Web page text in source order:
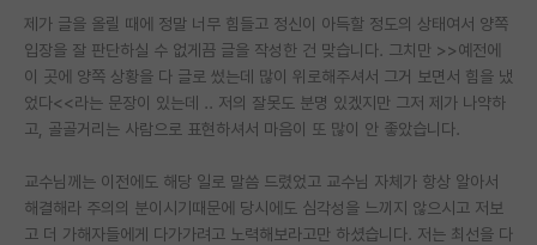
학술 정보 게시판
홍보 게시판
커리어
유학교육
이벤트
제가 글을 올릴 때에 정말 너무 힘들고 정신이 아득할 정도의 상태여서 양쪽
입장을 잘 판단하실 수 없게끔 글을 작성한 건 맞습니다. 그치만 >>예전에
이 곳에 양쪽 상황을 다 글로 썼는데 많이 위로해주셔서 그거 보면서 힘을 냈
었다<<라는 문장이 있는데 .. 저의 잘못도 분명 있겠지만 그저 제가 나약하
고, 골골거리는 사람으로 표현하셔서 마음이 또 많이 안 좋았습니다.
교수님께는 이전에도 해당 일로 말씀 드렸었고 교수님 자체가 항상 알아서
해결해라 주의의 분이시기때문에 당시에도 심각성을 느끼지 않으시고 저보
고 더 가해자들에게 다가가려고 노력해보라고만 하셨습니다. 저는 최선을 다